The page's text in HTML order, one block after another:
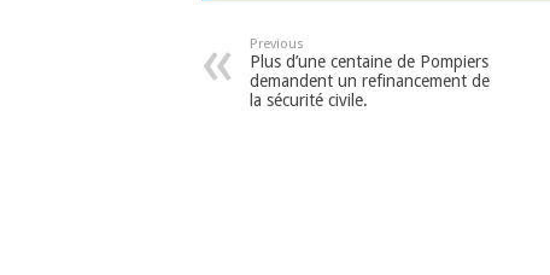
Previous
Plus d’une centaine de Pompiers
demandent un refinancement de
la sécurité civile.